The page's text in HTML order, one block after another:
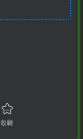
收藏